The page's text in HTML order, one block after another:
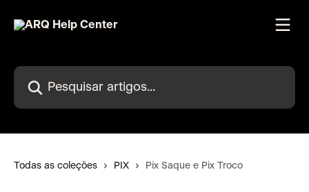
Pesquisar artigos...
Todas as coleções PIX Pix Saque e Pix Troco